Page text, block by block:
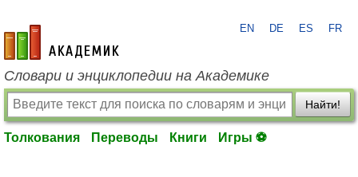
academic.ru
EN DE ES FR
Словари и энциклопедии на Академике
Найти!
Толкования Переводы Книги Игры ⚽